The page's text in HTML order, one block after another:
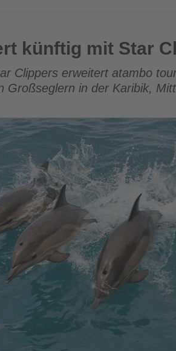
künftig mit Star
Clippers erweitert atambo
Großseglern in der Karibik,